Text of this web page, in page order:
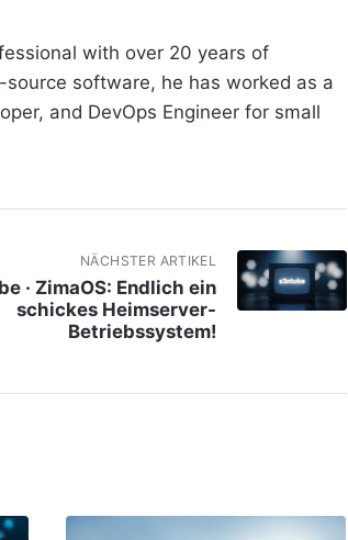
with over 20 years of
software, he has worked as a
and DevOps Engineer for small
NÄCHSTER ARTIKEL
· ZimaOS: Endlich ein
schickes Heimserver-
Betriebssystem!